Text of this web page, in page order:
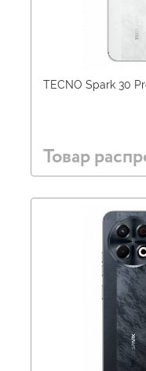
TECNO Spark 30
Товар